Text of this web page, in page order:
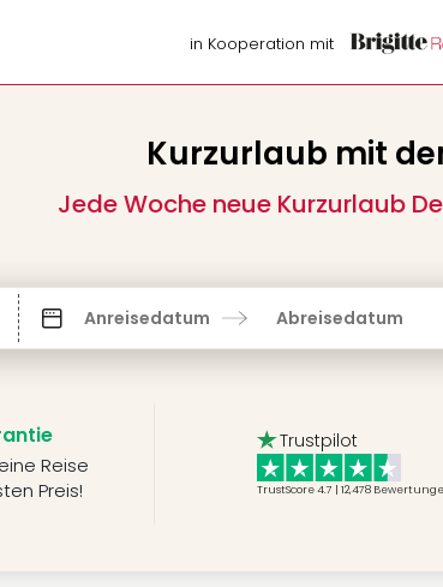
in Kooperation mit
Kurzurlaub mit
Jede Woche neue Kurzurlaub
Anreisedatum Abreisedatum
Reise
Preis!
Trustpilot
TrustScore 4.7 | 12,478